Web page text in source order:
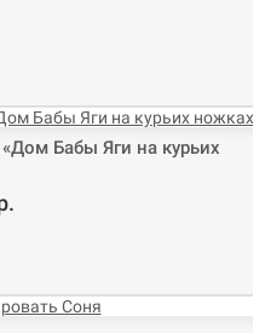
Бабы Яги на курьих